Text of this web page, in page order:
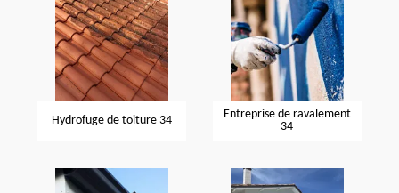
Hydrofuge de toiture 34
Entreprise de ravalement
34